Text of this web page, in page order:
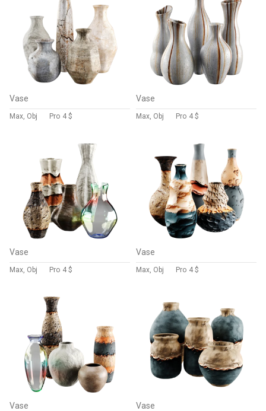
Vase
Max, Obj Pro 4 $
Vase
Max, Obj Pro 4 $
Vase
Max, Obj Pro 4 $
Vase
Max, Obj Pro 4 $
Vase Vase